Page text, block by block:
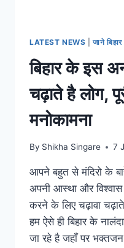
LATEST NEWS |जाने
बिहार के इस
चढ़ाते है लोग,
मनोकामना
By Shikha Singare 7
आपने बहुत से मंदिरो के
अपनी आस्था और
करने के लिए चढ़ावा
हम ऐसे ही बिहार के
जा रहे है जहाँ पर